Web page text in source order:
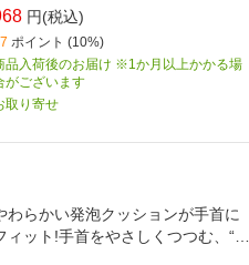
円(税込)
ポイント (10%)
品入荷後のお届け ※1か月以上かかる場
がございます
取り寄せ
わらかい発泡クッションが手首に
ィット!手首をやさしくつつむ、“ふ